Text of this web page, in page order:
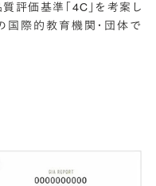
評価基準「4C」を考案し
国際的教育機関・団体で